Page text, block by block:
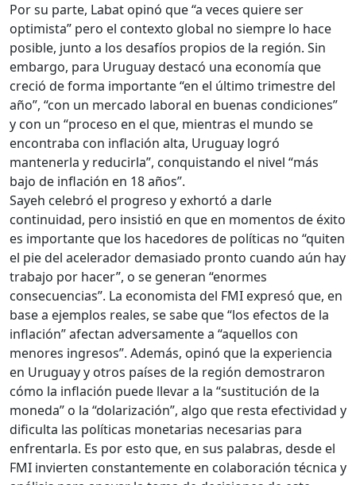
Por su parte, Labat opinó que “a veces quiere ser
optimista” pero el contexto global no siempre lo hace
posible, junto a los desafíos propios de la región. Sin
embargo, para Uruguay destacó una economía que
creció de forma importante “en el último trimestre del
año”, “con un mercado laboral en buenas condiciones”
y con un “proceso en el que, mientras el mundo se
encontraba con inflación alta, Uruguay logró
mantenerla y reducirla”, conquistando el nivel “más
bajo de inflación en 18 años”.
Sayeh celebró el progreso y exhortó a darle
continuidad, pero insistió en que en momentos de éxito
es importante que los hacedores de políticas no “quiten
el pie del acelerador demasiado pronto cuando aún hay
trabajo por hacer”, o se generan “enormes
consecuencias”. La economista del FMI expresó que, en
base a ejemplos reales, se sabe que “los efectos de la
inflación” afectan adversamente a “aquellos con
menores ingresos”. Además, opinó que la experiencia
en Uruguay y otros países de la región demostraron
cómo la inflación puede llevar a la “sustitución de la
moneda” o la “dolarización”, algo que resta efectividad y
dificulta las políticas monetarias necesarias para
enfrentarla. Es por esto que, en sus palabras, desde el
FMI invierten constantemente en colaboración técnica y